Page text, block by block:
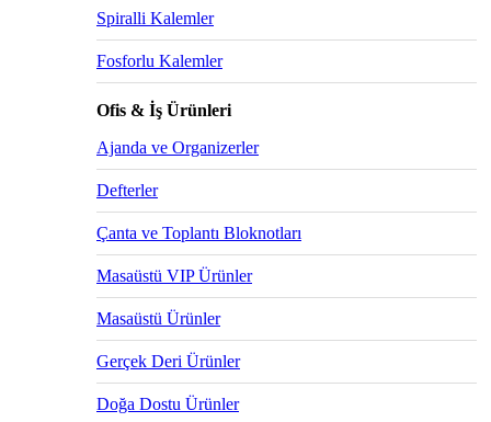
Spiralli Kalemler
Fosforlu Kalemler
Ofis & İş Ürünleri
Ajanda ve Organizerler
Defterler
Çanta ve Toplantı Bloknotları
Masaüstü VIP Ürünler
Masaüstü Ürünler
Gerçek Deri Ürünler
Doğa Dostu Ürünler